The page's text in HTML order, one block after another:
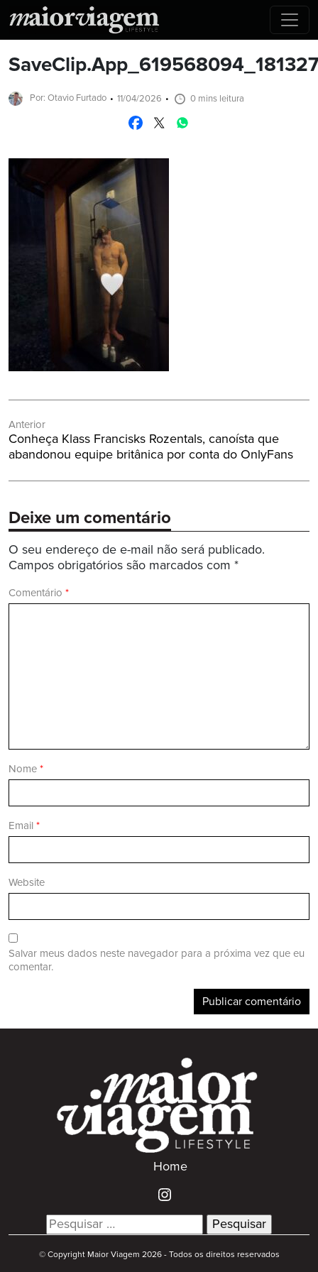
Por: Otavio Furtado 11/04/2026 0 mins leitura
de
Post
Anterior
Post
Anterior:
Conheça Klass Francisks Rozentals, canoísta que
abandonou equipe britânica por conta do OnlyFans
Deixe um comentário
O seu endereço de e-mail não será publicado.
Campos obrigatórios são marcados com *
Comentário *
Nome *
Email *
Website
Salvar meus dados neste navegador para a próxima vez que eu
comentar.
Home
Search
for:
© Copyright Maior Viagem 2026 - Todos os direitos reservados